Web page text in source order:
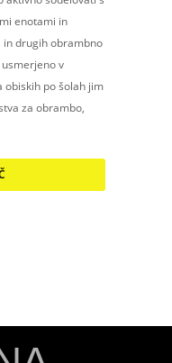
enotami in
in drugih obrambno
v
obiskih po šolah jim
za obrambo,